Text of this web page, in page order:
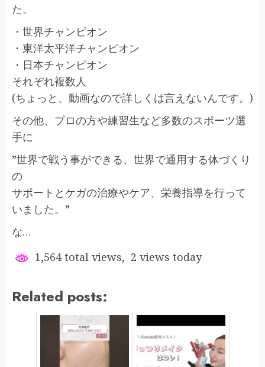
た。
・世界チャンピオン
・東洋太平洋チャンピオン
・日本チャンピオン
それぞれ複数人
(ちょっと、動画なので詳しくは言えないんです。)
その他、プロの方や練習生など多数のスポーツ選
手に
”世界で戦う事ができる、世界で通用する体づくり
の
サポートとケガの治療やケア、栄養指導を行って
いました。”
な…
1,564 total views, 2 views today
Related posts: